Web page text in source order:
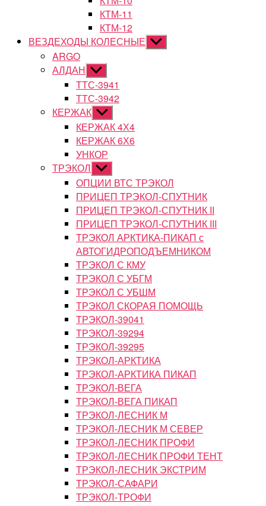
КТМ-11
КТМ-12
ВЕЗДЕХОДЫ КОЛЕСНЫЕ Показывать
подменю
ARGO
АЛДАН Показывать
подменю
ТТС-3941
ТТС-3942
КЕРЖАК Показывать
подменю
КЕРЖАК 4Х4
КЕРЖАК 6Х6
УНКОР
ТРЭКОЛ Показывать
подменю
ОПЦИИ ВТС ТРЭКОЛ
ПРИЦЕП ТРЭКОЛ-СПУТНИК
ПРИЦЕП ТРЭКОЛ-СПУТНИК II
ПРИЦЕП ТРЭКОЛ-СПУТНИК III
ТРЭКОЛ АРКТИКА-ПИКАП с
АВТОГИДРОПОДЪЕМНИКОМ
ТРЭКОЛ С КМУ
ТРЭКОЛ С УБГМ
ТРЭКОЛ С УБШМ
ТРЭКОЛ СКОРАЯ ПОМОЩЬ
ТРЭКОЛ-39041
ТРЭКОЛ-39294
ТРЭКОЛ-39295
ТРЭКОЛ-АРКТИКА
ТРЭКОЛ-АРКТИКА ПИКАП
ТРЭКОЛ-ВЕГА
ТРЭКОЛ-ВЕГА ПИКАП
ТРЭКОЛ-ЛЕСНИК М
ТРЭКОЛ-ЛЕСНИК М СЕВЕР
ТРЭКОЛ-ЛЕСНИК ПРОФИ
ТРЭКОЛ-ЛЕСНИК ПРОФИ ТЕНТ
ТРЭКОЛ-ЛЕСНИК ЭКСТРИМ
ТРЭКОЛ-САФАРИ
ТРЭКОЛ-ТРОФИ